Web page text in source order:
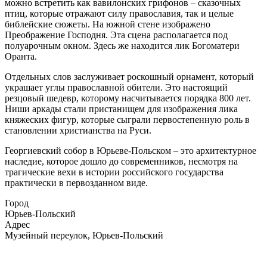
можно встретить как вавилонских грифонов – сказочных
птиц, которые отражают силу православия, так и целые
библейские сюжеты. На южной стене изображено
Преображение Господня. Эта сцена располагается под
полуарочным окном. Здесь же находится лик Богоматери
Оранта.
Отдельных слов заслуживает роскошный орнамент, который
украшает углы православной обители. Это настоящий
резцовый шедевр, которому насчитывается порядка 800 лет.
Ниши аркады стали пристанищем для изображения лика
княжеских фигур, которые сыграли первостепенную роль в
становлении христианства на Руси.
Георгиевский собор в Юрьеве-Польском – это архитектурное
наследие, которое дошло до современников, несмотря на
трагические вехи в истории российского государства
практически в первозданном виде.
Город
Юрьев-Польский
Адрес
Музейный переулок, Юрьев-Польский